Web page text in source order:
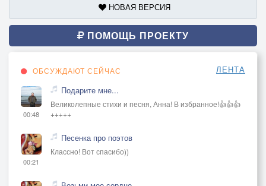
НОВАЯ ВЕРСИЯ
ПОМОЩЬ ПРОЕКТУ
ОБСУЖДАЮТ СЕЙЧАС ЛЕНТА
00:48
Подарите мне...
Великолепные стихи и песня, Анна! В избранное!👍👍👍
+++++
00:21
Песенка про поэтов
Классно! Вот спасибо))